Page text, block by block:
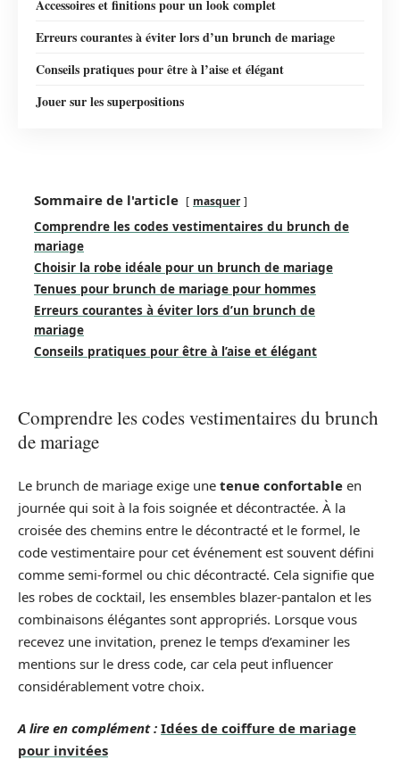
Accessoires et finitions pour un look complet
Erreurs courantes à éviter lors d’un brunch de mariage
Conseils pratiques pour être à l’aise et élégant
Jouer sur les superpositions
Sommaire de l'article masquer
Comprendre les codes vestimentaires du brunch de
mariage
Choisir la robe idéale pour un brunch de mariage
Tenues pour brunch de mariage pour hommes
Erreurs courantes à éviter lors d’un brunch de
mariage
Conseils pratiques pour être à l’aise et élégant
Comprendre les codes vestimentaires du brunch
de mariage
Le brunch de mariage exige une tenue confortable en
journée qui soit à la fois soignée et décontractée. À la
croisée des chemins entre le décontracté et le formel, le
code vestimentaire pour cet événement est souvent défini
comme semi-formel ou chic décontracté. Cela signifie que
les robes de cocktail, les ensembles blazer-pantalon et les
combinaisons élégantes sont appropriés. Lorsque vous
recevez une invitation, prenez le temps d’examiner les
mentions sur le dress code, car cela peut influencer
considérablement votre choix.
A lire en complément : Idées de coiffure de mariage
pour invitées